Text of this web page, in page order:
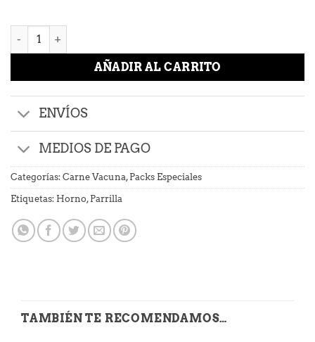
Cena express 2 cantidad
AÑADIR AL CARRITO
ENVÍOS
MEDIOS DE PAGO
Categorías: Carne Vacuna, Packs Especiales
Etiquetas: Horno, Parrilla
TAMBIÉN TE RECOMENDAMOS…